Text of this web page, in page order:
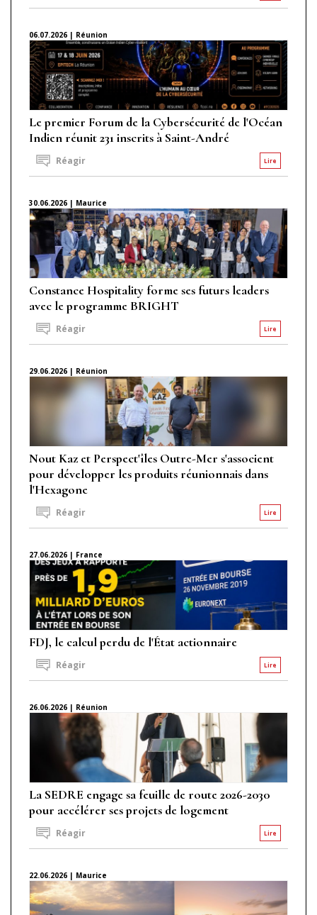
06.07.2026 | Réunion
Le premier Forum de la Cybersécurité de l'Océan
Indien réunit 231 inscrits à Saint-André
Lire
Réagir
30.06.2026 | Maurice
Constance Hospitality forme ses futurs leaders
avec le programme BRIGHT
Lire
Réagir
29.06.2026 | Réunion
Nout Kaz et Perspect'îles Outre-Mer s'associent
pour développer les produits réunionnais dans
l'Hexagone
Lire
Réagir
27.06.2026 | France
FDJ, le calcul perdu de l'État actionnaire
Lire
Réagir
26.06.2026 | Réunion
La SEDRE engage sa feuille de route 2026-2030
pour accélérer ses projets de logement
Lire
Réagir
22.06.2026 | Maurice